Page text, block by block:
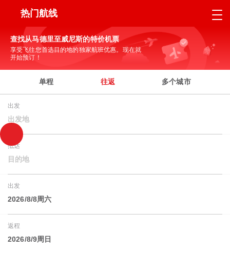
热门航线
查找从马德里至威尼斯的特价机票
享受飞往您首选目的地的独家航班优惠。现在就
开始预订！
单程 往返 多个城市
出发
出发地
抵达
目的地
出发
2026/8/8周六
返程
2026/8/9周日